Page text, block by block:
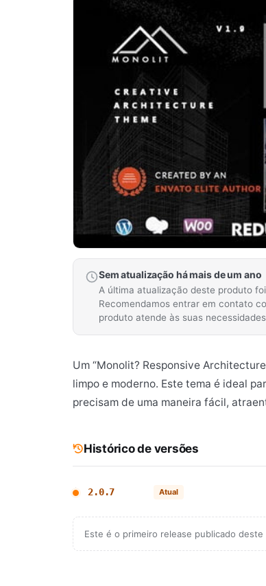
Sem atualização há mais de um ano
A última atualização deste produto
Recomendamos entrar em contato
produto atende às suas
Um “Monolit? Responsive
limpo e moderno. Este tema é ideal
precisam de uma maneira fácil,
Histórico de versões
2.0.7 Atual
Este é o primeiro release publicado